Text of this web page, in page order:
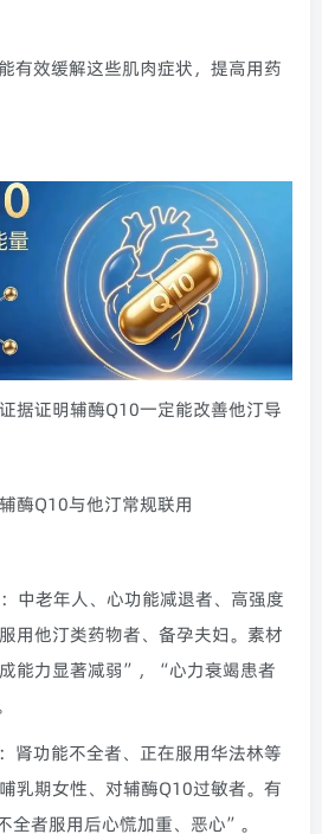
有效缓解这些肌肉症状，提高用药
据证明辅酶Q10一定能改善他汀导
酶Q10与他汀常规联用
中老年人、心功能减退者、高强度
用他汀类药物者、备孕夫妇。素材
能力显著减弱”，“心力衰竭患者
肾功能不全者、正在服用华法林等
乳期女性、对辅酶Q10过敏者。有
全者服用后心慌加重、恶心”。